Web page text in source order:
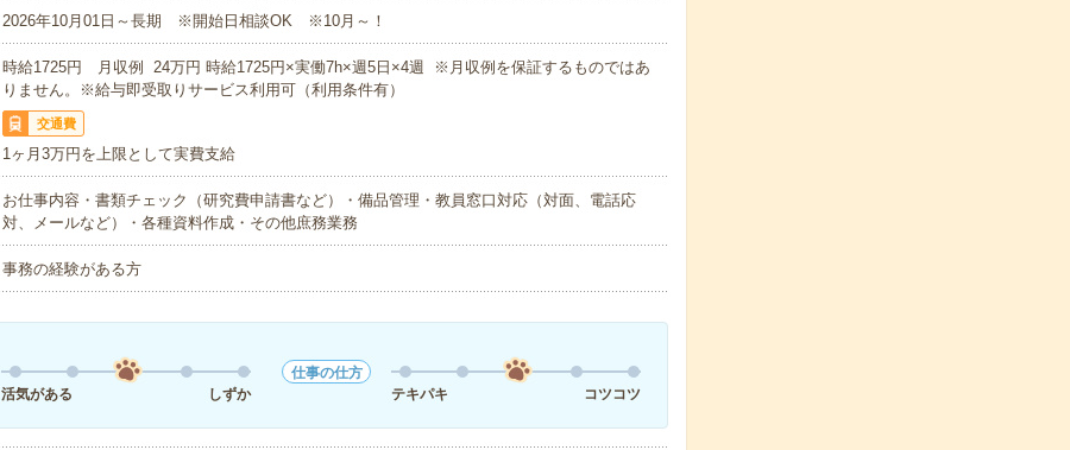
2026年10月01日～長期 ※開始日相談OK ※10月～！
時給1725円 月収例 24万円 時給1725円×実働7h×週5日×4週 ※月収例を保証するものではあ
りません。※給与即受取りサービス利用可（利用条件有）
交通費
1ヶ月3万円を上限として実費支給
お仕事内容・書類チェック（研究費申請書など）・備品管理・教員窓口対応（対面、電話応
対、メールなど）・各種資料作成・その他庶務業務
事務の経験がある方
活気がある
しずか
仕事の仕方
テキパキ
コツコツ